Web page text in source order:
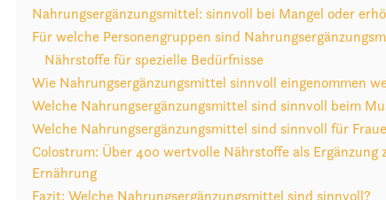
Nahrungsergänzungsmittel: sinnvoll bei Mangel oder
Für welche Personengruppen sind
Nährstoffe für spezielle Bedürfnisse
Wie Nahrungsergänzungsmittel sinnvoll eingenommen
Welche Nahrungsergänzungsmittel sind sinnvoll beim
Welche Nahrungsergänzungsmittel sind sinnvoll für
Colostrum: Über 400 wertvolle Nährstoffe als Ergänzung
Ernährung
Fazit: Welche Nahrungsergänzungsmittel sind sinnvoll?